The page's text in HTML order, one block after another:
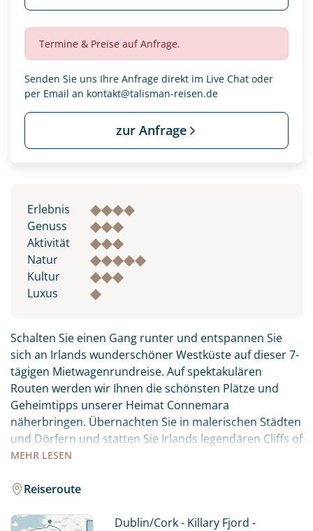
Termine & Preise auf Anfrage.
Senden Sie uns Ihre Anfrage direkt im Live Chat oder
per Email an kontakt@talisman-reisen.de
zur Anfrage
Erlebnis
Genuss
Aktivität
Natur
Kultur
Luxus
MEHR LESEN
Schalten Sie einen Gang runter und entspannen Sie
sich an Irlands wunderschöner Westküste auf dieser 7-
tägigen Mietwagenrundreise. Auf spektakulären
Routen werden wir Ihnen die schönsten Plätze und
Geheimtipps unserer Heimat Connemara
näherbringen. Übernachten Sie in malerischen Städten
und Dörfern und statten Sie Irlands legendären Cliffs of
Moher einen Besuch ab. Entschleunigen Sie auf eine
des Wild Atlantic Way unterwegs sind. Obwohl es sich
Fahrt durch Connemara so viel zu sehen und zu
Reiseroute
Dublin/Cork - Killary Fjord -
geschickt. Mit Absenden des Formulars, erklären Sie, dass
Sie dieDatenschutzerklärung
Kenntnis genommen und akzeptiert haben.